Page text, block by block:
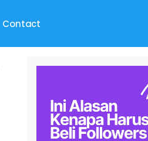
Contact